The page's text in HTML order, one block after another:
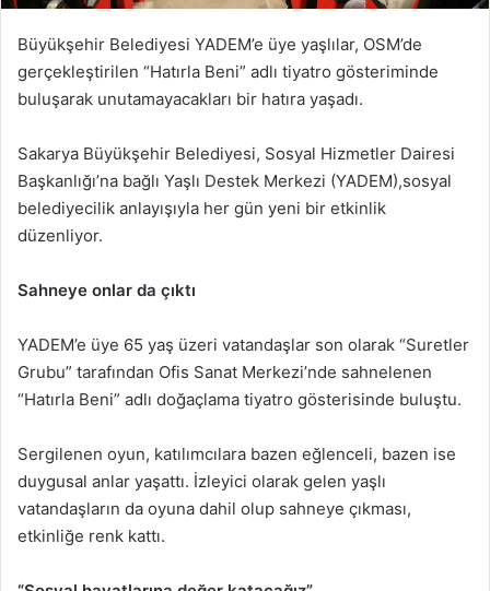
Büyükşehir Belediyesi YADEM’e üye yaşlılar, OSM’de
gerçekleştirilen “Hatırla Beni” adlı tiyatro gösteriminde
buluşarak unutamayacakları bir hatıra yaşadı.
Sakarya Büyükşehir Belediyesi, Sosyal Hizmetler Dairesi
Başkanlığı’na bağlı Yaşlı Destek Merkezi (YADEM),sosyal
belediyecilik anlayışıyla her gün yeni bir etkinlik
düzenliyor.
Sahneye onlar da çıktı
YADEM’e üye 65 yaş üzeri vatandaşlar son olarak “Suretler
Grubu” tarafından Ofis Sanat Merkezi’nde sahnelenen
“Hatırla Beni” adlı doğaçlama tiyatro gösterisinde buluştu.
Sergilenen oyun, katılımcılara bazen eğlenceli, bazen ise
duygusal anlar yaşattı. İzleyici olarak gelen yaşlı
vatandaşların da oyuna dahil olup sahneye çıkması,
etkinliğe renk kattı.